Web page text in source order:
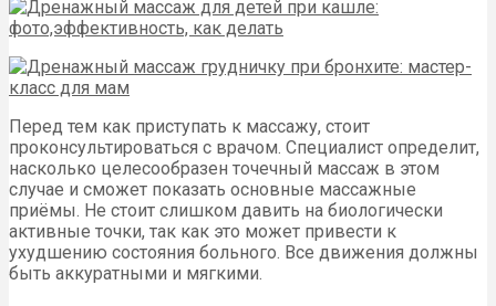
Перед тем как приступать к массажу, стоит
проконсультироваться с врачом. Специалист определит,
насколько целесообразен точечный массаж в этом
случае и сможет показать основные массажные
приёмы. Не стоит слишком давить на биологически
активные точки, так как это может привести к
ухудшению состояния больного. Все движения должны
быть аккуратными и мягкими.